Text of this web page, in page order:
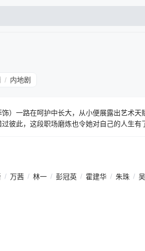
/ 内地剧
）一路在呵护中长大，从小便展露出艺术
彼此，这段职场磨炼也令她对自己的人生有
了自己的灵魂伴侣溥家明，可溥家明只剩几
/ 万茜 / 林一 / 彭冠英 / 霍建华 / 朱珠 /